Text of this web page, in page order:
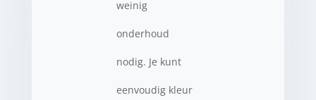
weinig
onderhoud
nodig. Je kunt
eenvoudig kleur